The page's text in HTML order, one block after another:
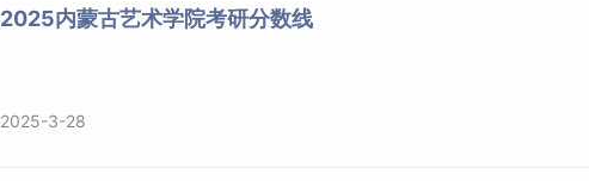
2025内蒙古艺术学院考研分数线
2025-3-28